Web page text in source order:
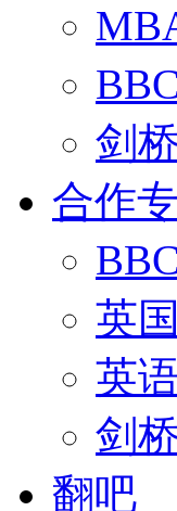
剑
合作
英
英
剑
翻吧